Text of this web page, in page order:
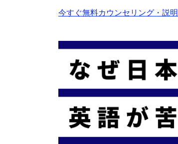
今すぐ無料カウンセリング・説